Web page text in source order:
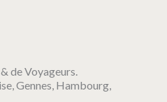
de Voyageurs.
Gennes, Hambourg,